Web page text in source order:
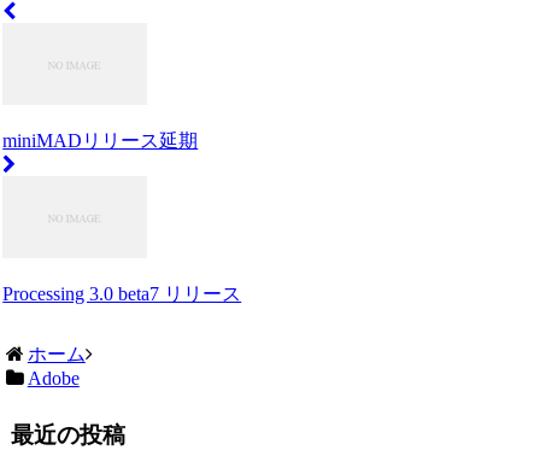
miniMADリリース延期
Processing 3.0 beta7 リリース
ホーム
Adobe
最近の投稿